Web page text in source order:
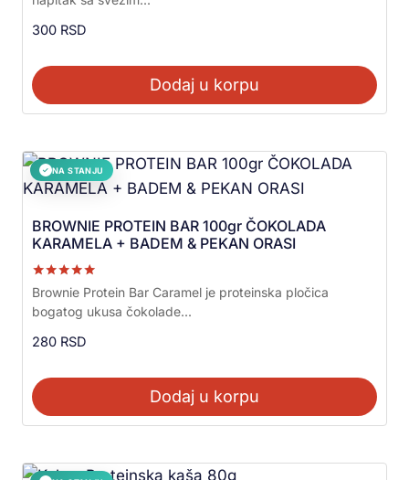
300 RSD
Dodaj u korpu
✓ NA STANJU
BROWNIE PROTEIN BAR 100gr ČOKOLADA
KARAMELA + BADEM & PEKAN ORASI
Ocenjeno sa
5.00
od 5
Brownie Protein Bar Caramel je proteinska pločica
bogatog ukusa čokolade...
280 RSD
Dodaj u korpu